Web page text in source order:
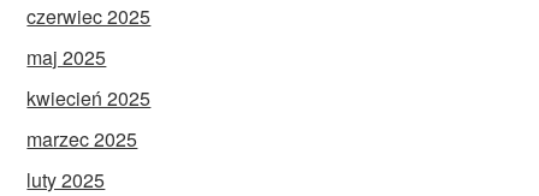
czerwiec 2025
maj 2025
kwiecień 2025
marzec 2025
luty 2025